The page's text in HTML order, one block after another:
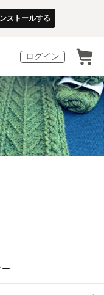
ストールする
ログイン
ー